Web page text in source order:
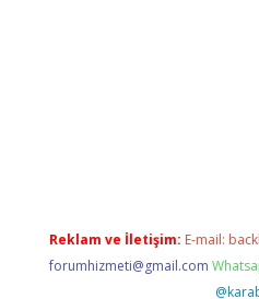
Reklam ve İletişim: E-mail:
forumhizmeti@gmail.com